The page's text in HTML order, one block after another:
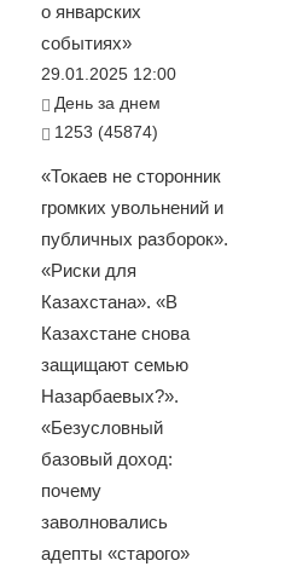
о январских
событиях»
29.01.2025 12:00
День за днем
1253 (45874)
«Токаев не сторонник
громких увольнений и
публичных разборок».
«Риски для
Казахстана». «В
Казахстане снова
защищают семью
Назарбаевых?».
«Безусловный
базовый доход:
почему
заволновались
адепты «старого»